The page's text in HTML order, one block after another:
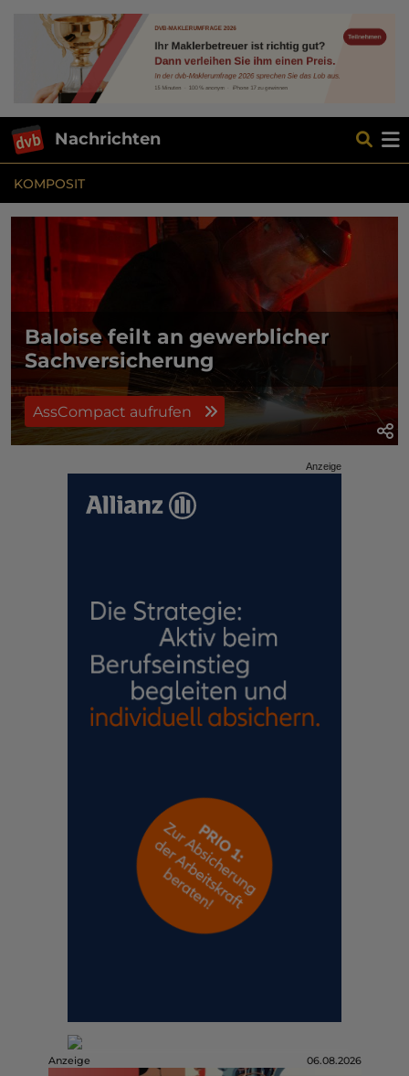
Nachrichten
KOMPOSIT
Baloise feilt an gewerblicher
Sachversicherung
AssCompact aufrufen
Anzeige
Anzeige 06.08.2026